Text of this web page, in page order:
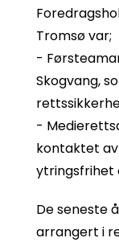
Tromsø var;
-
Skogvang,
-
kontaktet av
ytringsfrihet
De seneste
arrangert i